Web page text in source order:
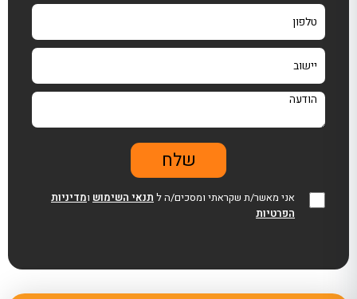
אני מאשר/ת שקראתי ומסכים/ה ל תנאי השימוש ומדיניות
הפרטיות